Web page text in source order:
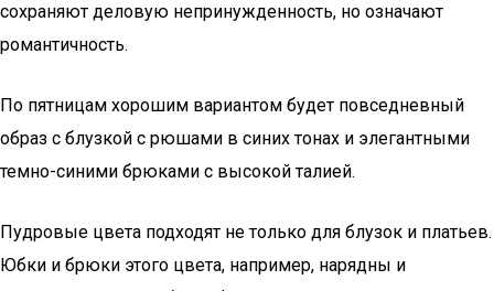
сохраняют деловую непринужденность, но означают
романтичность.
По пятницам хорошим вариантом будет повседневный
образ с блузкой с рюшами в синих тонах и элегантными
темно-синими брюками с высокой талией.
Пудровые цвета подходят не только для блузок и платьев.
Юбки и брюки этого цвета, например, нарядны и